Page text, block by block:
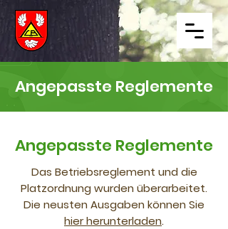
Angepasste Reglemente
Angepasste Reglemente
Das Betriebsreglement und die
Platzordnung wurden überarbeitet.
Die neusten Ausgaben können Sie
hier herunterladen.